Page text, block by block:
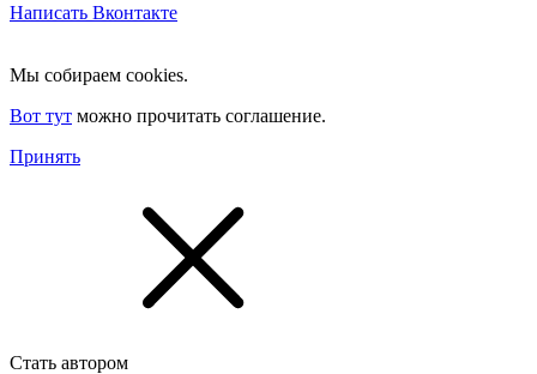
Написать Вконтакте
Мы собираем cookies.
Вот тут можно прочитать соглашение.
Принять
Стать автором